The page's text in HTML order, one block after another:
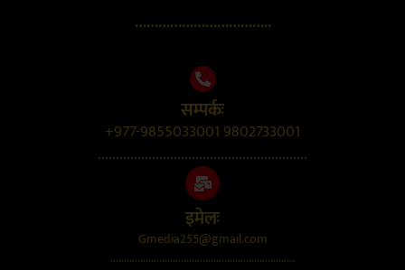
……………………………..
सम्पर्कः
+977-9855033001 9802733001
..........................................................
इमेलः
Gmedia255@gmail.com
....................................................................